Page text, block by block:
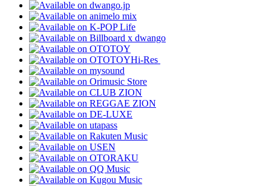
Hi-Res